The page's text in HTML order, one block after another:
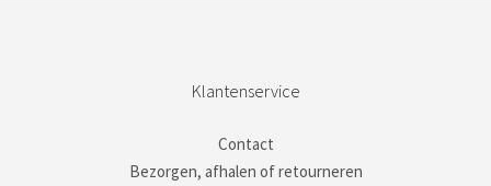
Klantenservice
Contact
Bezorgen, afhalen of retourneren